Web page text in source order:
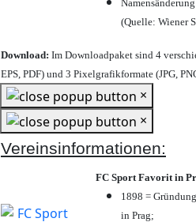
(Quelle: Wiener
Download: Im Downloadpaket sind 4
EPS, PDF) und 3 Pixelgrafikformate (JPG,
×
×
Vereinsinformationen:
FC Sport Favorit in
1898 =
in Prag;